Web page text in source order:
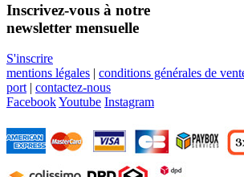
Inscrivez-vous à notre
newsletter mensuelle
S'inscrire
mentions légales | conditions générales de
port | contactez-nous
FacebookYoutube Instagram